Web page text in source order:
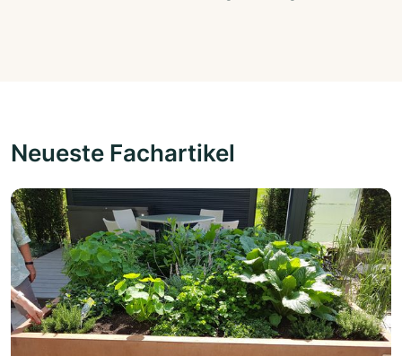
Neueste Fachartikel